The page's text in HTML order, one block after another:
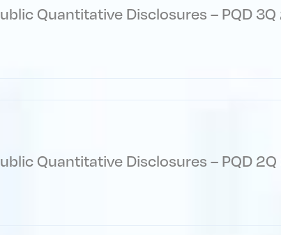
Quantitative Disclosures – PQD
Quantitative Disclosures – PQD